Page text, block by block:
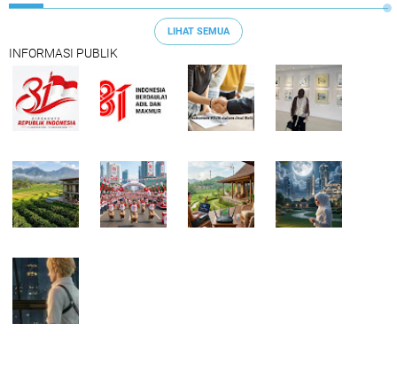
LIHAT SEMUA
INFORMASI PUBLIK